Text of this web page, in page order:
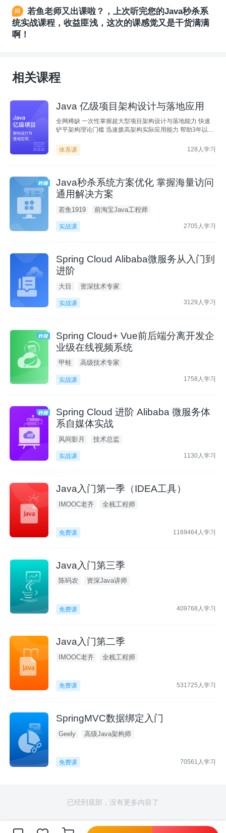
若鱼老师又出课啦？，上次听完您的Java秒杀系
统实战课程，收益匪浅，这次的课感觉又是干货满满
啊！
相关课程
Java 亿级项目架构设计与落地应用
全网稀缺 一次性掌握超大型项目架构设计与落地能力 快速
铲平架构理论门槛 迅速拨高架构实际应用能力 帮助3年以上
体系课
128人学习
Java秒杀系统方案优化 掌握海量访问
通用解决方案
若鱼1919 前淘宝Java工程师
实战课 2705人学习
Spring Cloud Alibaba微服务从入门到
进阶
大目 资深技术专家
实战课 3129人学习
Spring Cloud+ Vue前后端分离开发企
业级在线视频系统
甲蛙 高级技术专家
实战课 1758人学习
Spring Cloud 进阶 Alibaba 微服务体
系自媒体实战
风间影月 技术总监
实战课 1130人学习
Java入门第一季（IDEA工具）
IMOOC老齐 全栈工程师
免费课 1169464人学习
Java入门第三季
陈码农 资深Java讲师
免费课 409768人学习
Java入门第二季
IMOOC老齐 全栈工程师
免费课 531725人学习
SpringMVC数据绑定入门
Geely 高级Java架构师
免费课 70561人学习
已经到底部，没有更多内容了